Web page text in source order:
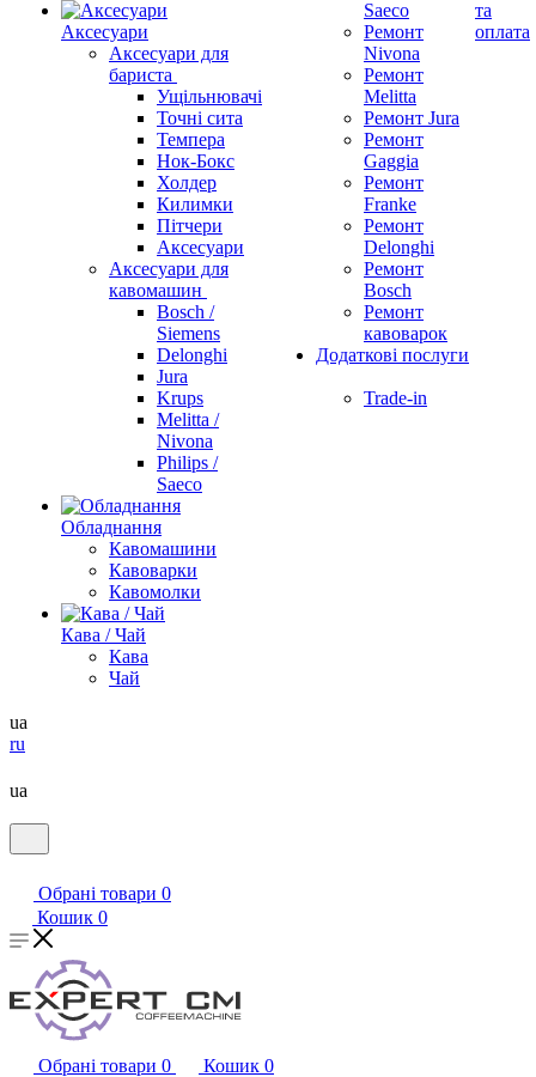
Аксесуари
Аксесуари для
бариста
Ущільнювачі
Точні сита
Темпера
Нок-Бокс
Холдер
Килимки
Пітчери
Аксесуари
Аксесуари для
кавомашин
Bosch /
Siemens
Delonghi
Jura
Krups
Melitta /
Nivona
Philips /
Saeco
Обладнання
Кавомашини
Кавоварки
Кавомолки
Кава / Чай
Кава
Чай
Saeco
Ремонт
Nivona
Ремонт
Melitta
Ремонт Jura
Ремонт
Gaggia
Ремонт
Franke
Ремонт
Delonghi
Ремонт
Bosch
Ремонт
кавоварок
Додаткові послуги
Trade-in
та
оплата
ua
ru
ua
Обрані товари 0
Кошик 0
Обрані товари 0 Кошик 0